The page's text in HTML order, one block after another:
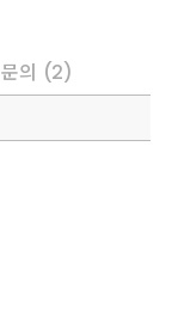
문의 (2)